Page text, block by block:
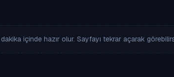
içinde hazır olur. Sayfayı tekrar açarak